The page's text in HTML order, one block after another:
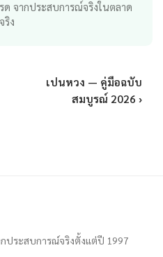
ด จากประสบการณ์จริงในตลาด
จริง
เปนหวง — คู่มือฉบับ
สมบูรณ์ 2026 ›
กประสบการณ์จริงตั้งแต่ปี 1997